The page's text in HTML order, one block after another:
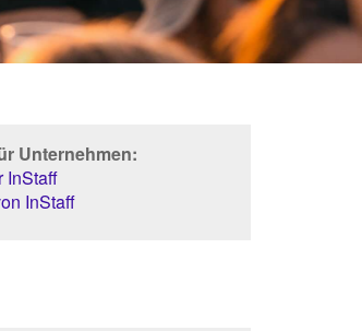
Unternehmen:
InStaff
InStaff